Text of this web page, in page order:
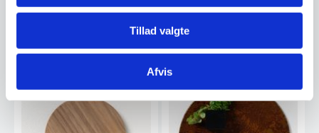
Tillad valgte
Afvis
Relaterede varer